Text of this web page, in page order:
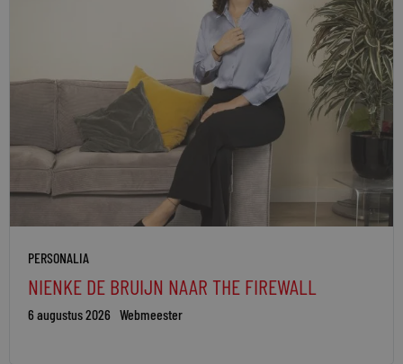
PERSONALIA
NIENKE DE BRUIJN NAAR THE FIREWALL
6 augustus 2026 Webmeester